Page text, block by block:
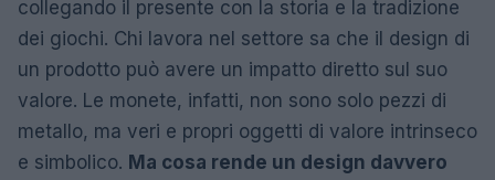
collegando il presente con la storia e la tradizione
dei giochi. Chi lavora nel settore sa che il design di
un prodotto può avere un impatto diretto sul suo
valore. Le monete, infatti, non sono solo pezzi di
metallo, ma veri e propri oggetti di valore intrinseco
e simbolico. Ma cosa rende un design davvero